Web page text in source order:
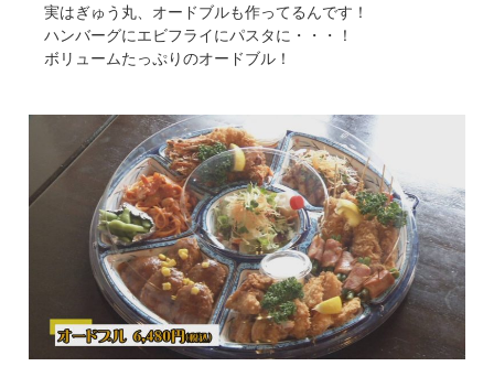
実はぎゅう丸、オードブルも作ってるんです！
ハンバーグにエビフライにパスタに・・・！
ボリュームたっぷりのオードブル！